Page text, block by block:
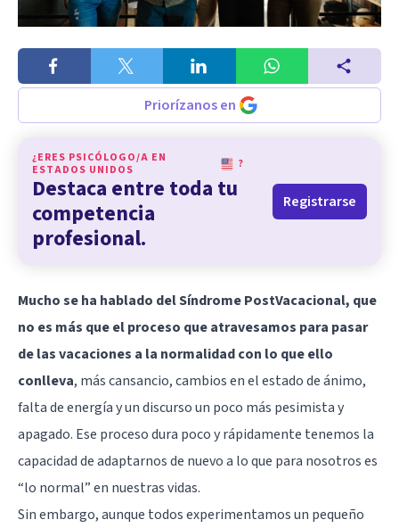
Priorízanos en
¿ERES PSICÓLOGO/A EN
ESTADOS UNIDOS
?
Destaca entre toda tu
competencia
profesional.
Registrarse
Mucho se ha hablado del Síndrome PostVacacional, que
no es más que el proceso que atravesamos para pasar
de las vacaciones a la normalidad con lo que ello
conlleva, más cansancio, cambios en el estado de ánimo,
falta de energía y un discurso un poco más pesimista y
apagado. Ese proceso dura poco y rápidamente tenemos la
capacidad de adaptarnos de nuevo a lo que para nosotros es
“lo normal” en nuestras vidas.
Sin embargo, aunque todos experimentamos un pequeño